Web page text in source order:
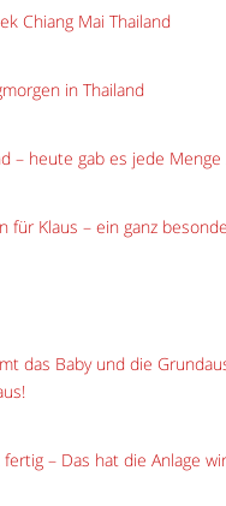
Chiang Mai Thailand
in Thailand
– heute gab es jede
für Klaus – ein ganz
das Baby und die
– Das hat die Anlage